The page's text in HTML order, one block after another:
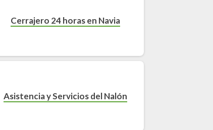
Cerrajero 24 horas en Navia
Asistencia y Servicios del Nalón